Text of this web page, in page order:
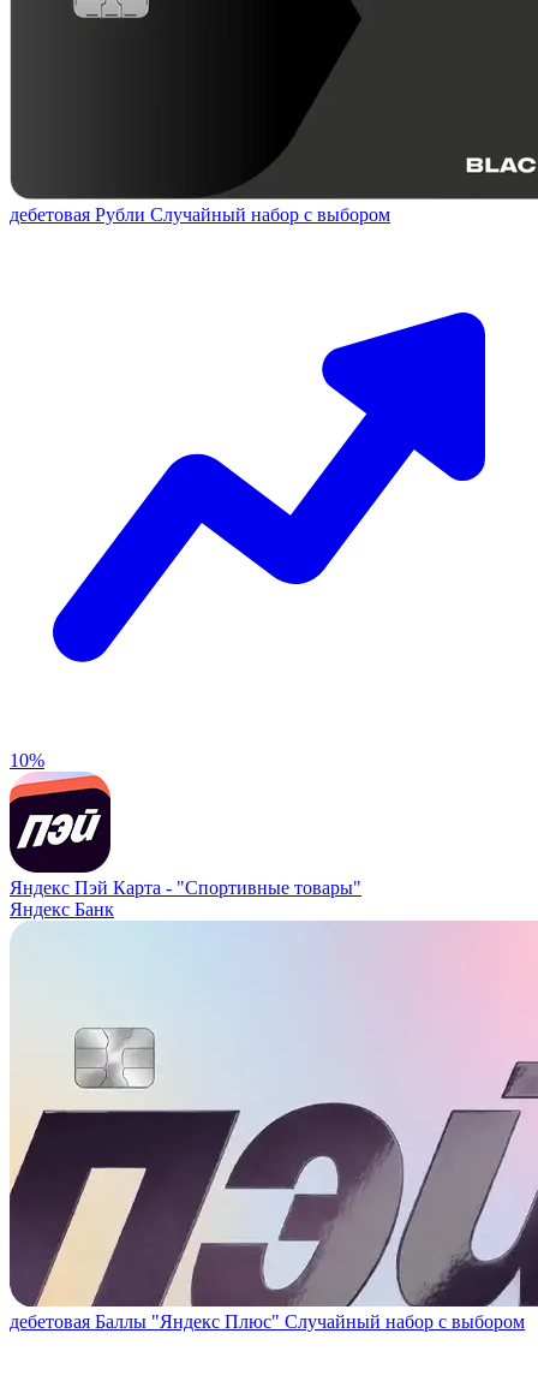
дебетовая Рубли Случайный набор с выбором
10%
Яндекс Пэй Карта - "Спортивные товары"
Яндекс Банк
дебетовая Баллы "Яндекс Плюс" Случайный набор с выбором